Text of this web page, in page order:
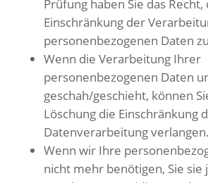
Prüfung haben Sie das Recht,
Einschränkung der
personenbezogenen Daten
Wenn die Verarbeitung Ihrer
personenbezogenen Daten
geschah/geschieht, können
Löschung die Einschränkung
Datenverarbeitung verlangen.
Wenn wir Ihre
nicht mehr benötigen, Sie sie